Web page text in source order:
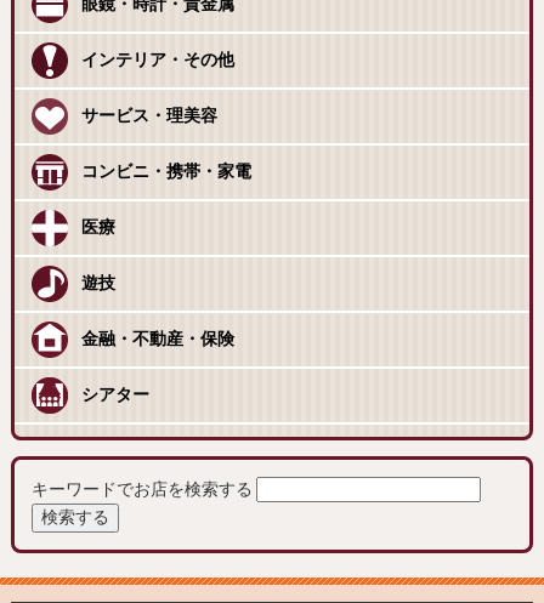
眼鏡・時計・貴金属
インテリア・その他
サービス・理美容
コンビニ・携帯・家電
医療
遊技
金融・不動産・保険
シアター
キーワードでお店を検索する